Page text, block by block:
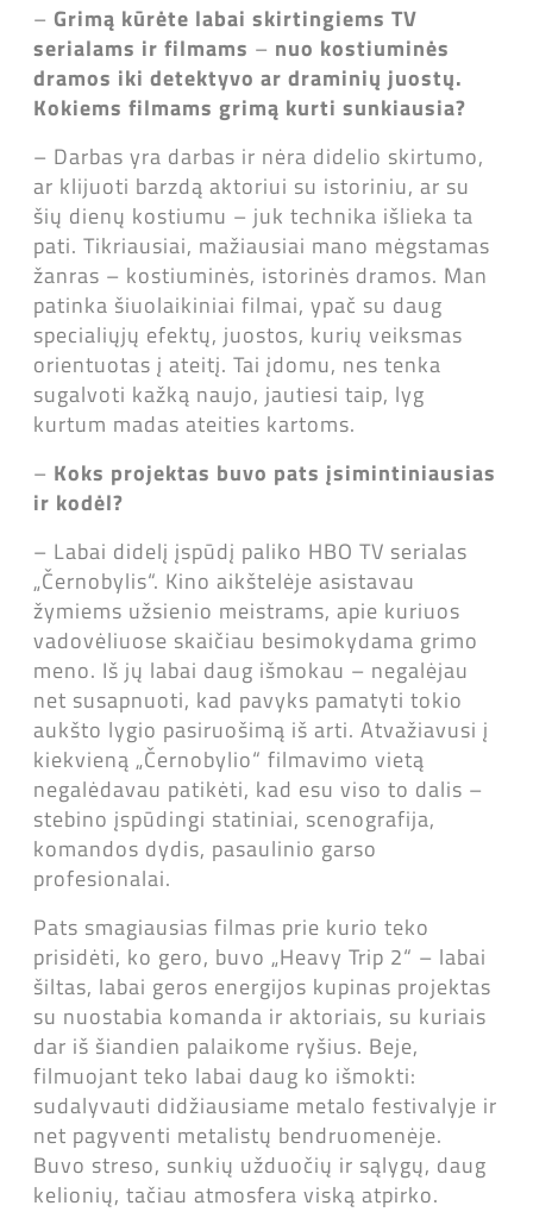
– Grimą kūrėte labai skirtingiems TV
serialams ir filmams – nuo kostiuminės
dramos iki detektyvo ar draminių juostų.
Kokiems filmams grimą kurti sunkiausia?
– Darbas yra darbas ir nėra didelio skirtumo,
ar klijuoti barzdą aktoriui su istoriniu, ar su
šių dienų kostiumu – juk technika išlieka ta
pati. Tikriausiai, mažiausiai mano mėgstamas
žanras – kostiuminės, istorinės dramos. Man
patinka šiuolaikiniai filmai, ypač su daug
specialiųjų efektų, juostos, kurių veiksmas
orientuotas į ateitį. Tai įdomu, nes tenka
sugalvoti kažką naujo, jautiesi taip, lyg
kurtum madas ateities kartoms.
– Koks projektas buvo pats įsimintiniausias
ir kodėl?
– Labai didelį įspūdį paliko HBO TV serialas
„Černobylis“. Kino aikštelėje asistavau
žymiems užsienio meistrams, apie kuriuos
vadovėliuose skaičiau besimokydama grimo
meno. Iš jų labai daug išmokau – negalėjau
net susapnuoti, kad pavyks pamatyti tokio
aukšto lygio pasiruošimą iš arti. Atvažiavusi į
kiekvieną „Černobylio“ filmavimo vietą
negalėdavau patikėti, kad esu viso to dalis –
stebino įspūdingi statiniai, scenografija,
komandos dydis, pasaulinio garso
profesionalai.
Pats smagiausias filmas prie kurio teko
prisidėti, ko gero, buvo „Heavy Trip 2“ – labai
šiltas, labai geros energijos kupinas projektas
su nuostabia komanda ir aktoriais, su kuriais
dar iš šiandien palaikome ryšius. Beje,
filmuojant teko labai daug ko išmokti:
sudalyvauti didžiausiame metalo festivalyje ir
net pagyventi metalistų bendruomenėje.
Buvo streso, sunkių užduočių ir sąlygų, daug
kelionių, tačiau atmosfera viską atpirko.